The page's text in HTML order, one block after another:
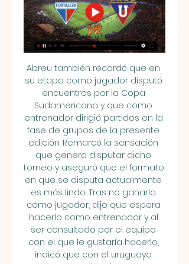
Abreu también recordó que en
su etapa como jugador disputó
encuentros por la Copa
Sudamericana y que como
entrenador dirigió partidos en la
fase de grupos de la presente
edición. Remarcó la sensación
que genera disputar dicho
torneo y aseguró que el formato
en que se disputa actualmente
es más lindo. Tras no ganarla
como jugador, dijo que espera
hacerlo como entrenador y al
ser consultado por el equipo
con el que le gustaría hacerlo,
indicó que con el uruguayo